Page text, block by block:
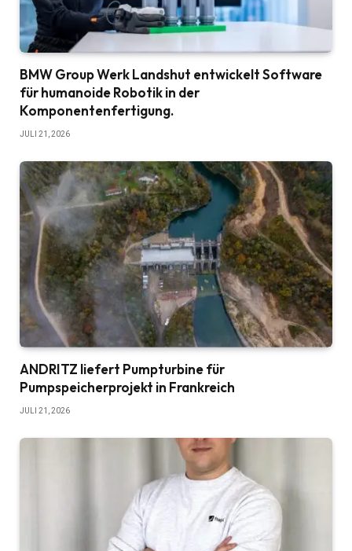
BMW Group Werk Landshut entwickelt Software
für humanoide Robotik in der
Komponentenfertigung.
JULI 21, 2026
ANDRITZ liefert Pumpturbine für
Pumpspeicherprojekt in Frankreich
JULI 21, 2026